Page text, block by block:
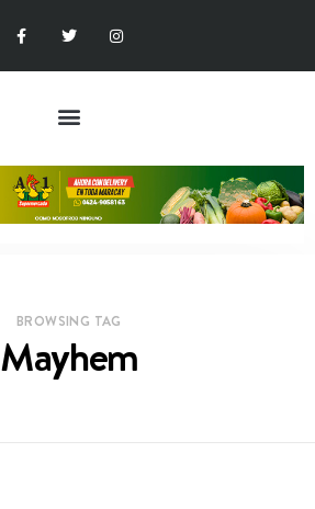
BROWSING TAG
Mayhem